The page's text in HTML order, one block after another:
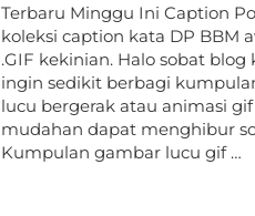
Terbaru Minggu Ini Caption
koleksi caption kata DP BBM
.GIF kekinian. Halo sobat
ingin sedikit berbagi
lucu bergerak atau animasi
mudahan dapat menghibur
Kumpulan gambar lucu gif …